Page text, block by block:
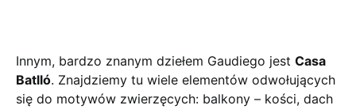
Innym, bardzo znanym dziełem Gaudiego jest Casa
Batlló. Znajdziemy tu wiele elementów odwołujących
się do motywów zwierzęcych: balkony – kości, dach